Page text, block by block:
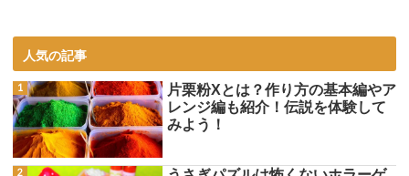
人気の記事
片栗粉Xとは？作り方の基本編やア
レンジ編も紹介！伝説を体験して
みよう！